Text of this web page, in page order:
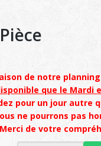
de notre
que le Mardi
pour un jour autre
ne pourrons pas
de votre